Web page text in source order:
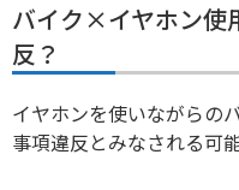
バイク×イヤホン使
反？
イヤホンを使いながらの
事項違反とみなされる可